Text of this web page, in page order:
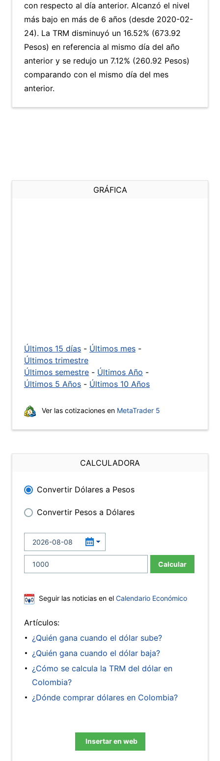
con respecto al día anterior. Alcanzó el nivel
más bajo en más de 6 años (desde 2020-02-
24). La TRM disminuyó un 16.52% (673.92
Pesos) en referencia al mismo día del año
anterior y se redujo un 7.12% (260.92 Pesos)
comparando con el mismo día del mes
anterior.
GRÁFICA
Últimos 15 días - Últimos mes -
Últimos trimestre
Últimos semestre - Últimos Año -
Últimos 5 Años - Últimos 10 Años
Ver las cotizaciones en MetaTrader 5
CALCULADORA
Convertir Dólares a Pesos
Convertir Pesos a Dólares
Calcular
Seguir las noticias en el Calendario Económico
Artículos:
¿Quién gana cuando el dólar sube?
¿Quién gana cuando el dólar baja?
¿Cómo se calcula la TRM del dólar en
Colombia?
¿Dónde comprar dólares en Colombia?
Insertar en web